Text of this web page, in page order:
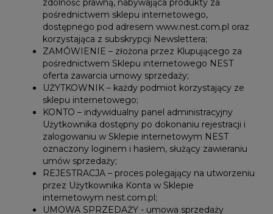
zdolność prawną, nabywająca produkty za
pośrednictwem sklepu internetowego,
dostępnego pod adresem www.nest.com.pl oraz
korzystająca z subskrypcji Newslettera;
ZAMÓWIENIE – złożona przez Klupującego za
pośrednictwem Sklepu internetowego NEST
oferta zawarcia umowy sprzedaży;
UŻYTKOWNIK – każdy podmiot korzystający ze
sklepu internetowego;
KONTO – indywidualny panel administracyjny
Użytkownika dostępny po dokonaniu rejestracji i
zalogowaniu w Sklepie internetowym NEST
oznaczony loginem i hasłem, służący zawieraniu
umów sprzedaży;
REJESTRACJA – proces polegający na utworzeniu
przez Użytkownika Konta w Sklepie
internetowym nest.com.pl;
UMOWA SPRZEDAŻY - umowa sprzedaży